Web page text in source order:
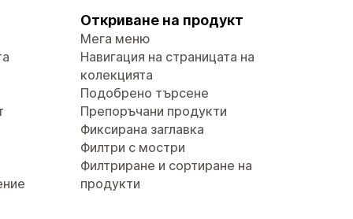
Откриване на продукт
Мега меню
Навигация на страницата на
колекцията
Подобрено търсене
Препоръчани продукти
Фиксирана заглавка
Филтри с мостри
Филтриране и сортиране на
продукти